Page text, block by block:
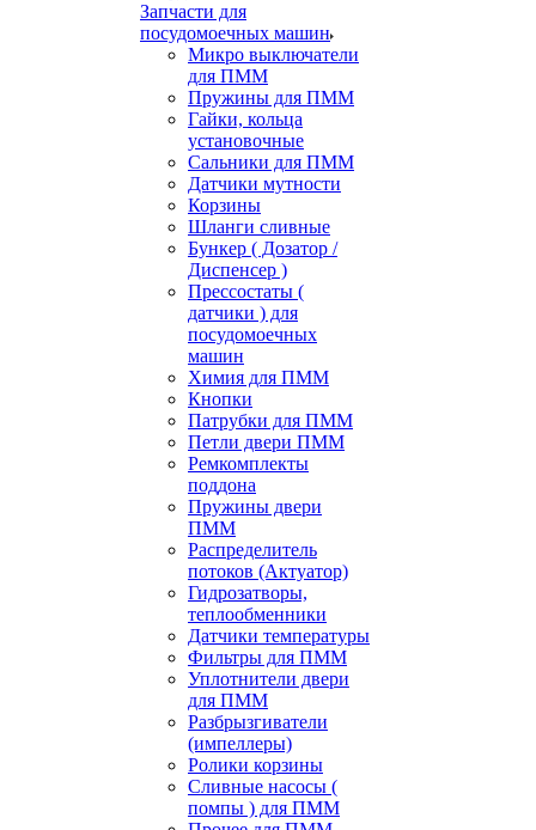
Запчасти для
посудомоечных машин
Микро выключатели
для ПММ
Пружины для ПММ
Гайки, кольца
установочные
Сальники для ПММ
Датчики мутности
Корзины
Шланги сливные
Бункер ( Дозатор /
Диспенсер )
Прессостаты (
датчики ) для
посудомоечных
машин
Химия для ПММ
Кнопки
Патрубки для ПММ
Петли двери ПММ
Ремкомплекты
поддона
Пружины двери
ПММ
Распределитель
потоков (Актуатор)
Гидрозатворы,
теплообменники
Датчики температуры
Фильтры для ПММ
Уплотнители двери
для ПММ
Разбрызгиватели
(импеллеры)
Ролики корзины
Сливные насосы (
помпы ) для ПММ